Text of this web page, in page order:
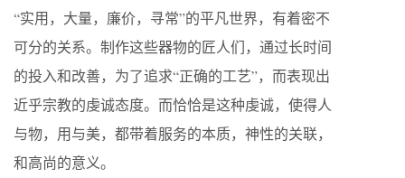
“实用，大量，廉价，寻常”的平凡世界，有着密不
可分的关系。制作这些器物的匠人们，通过长时间
的投入和改善，为了追求“正确的工艺”，而表现出
近乎宗教的虔诚态度。而恰恰是这种虔诚，使得人
与物，用与美，都带着服务的本质，神性的关联，
和高尚的意义。